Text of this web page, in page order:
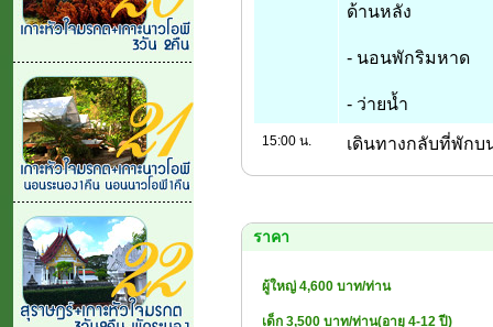
ด้านหลัง
- นอนพักริมหาด
- ว่ายน้ำ
15:00 น. เดินทางกลับที่พักบ
ราคา
ผู้ใหญ่ 4,600 บาท/ท่าน
เด็ก 3,500 บาท/ท่าน(อายุ 4-12 ปี)